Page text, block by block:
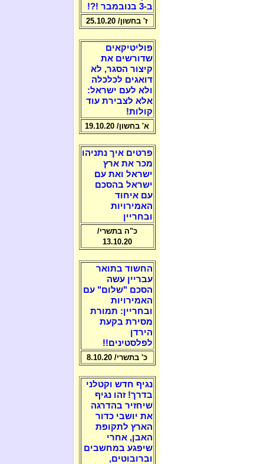
ב-3 בנובמבר !?!
ז' בחשון/ 25.10.20
פוליטיקאים
שדורשים את
קיצור הסגר, לא
דואגים לכלכלה
ולא לעם ישראל:
אלא לצבירת עוד
קולות!
א' בחשון/ 19.10.20
פרטים איך נתניהו
מכר את ארץ
ישראל ואת עם
ישראל בהסכם
עם איחוד
האמירויות
ובחריין
כ"ה בתשרי/
13.10.20
החשוד בתואר
עבריין עשה
הסכם "שלום" עם
האמירויות
ובחריין: תמורת
מסירת בקעת
הירדן
לפלסטינים!!
כ' בתשרי/ 8.10.20
נגיף חדש וקטלני
בדרך! זהו נגיף
שיחזיר בהדרגה
את יושבי כדור
הארץ לתקופת
האבן, אחרי
שיפגע במחשבים
וברובוטים,